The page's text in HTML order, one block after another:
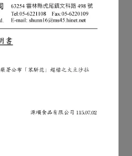
定
麻製品，不適合其過敏體質者